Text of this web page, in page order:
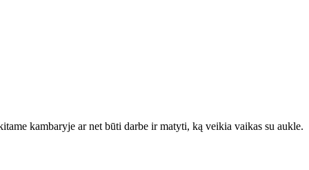
kambaryje ar net būti darbe ir matyti, ką veikia vaikas su aukle.